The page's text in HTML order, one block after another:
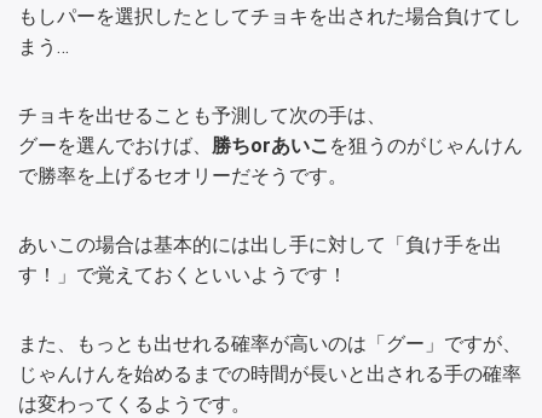
もしパーを選択したとしてチョキを出された場合負けてし
まう…
チョキを出せることも予測して次の手は、
グーを選んでおけば、 勝ちorあいこ を狙うのがじゃんけん
で勝率を上げるセオリーだそうです。
あいこの場合は基本的には出し手に対して「負け手を出
す！」で覚えておくといいようです！
また、もっとも出せれる確率が高いのは「グー」ですが、
じゃんけんを始めるまでの時間が長いと出される手の確率
は変わってくるようです。